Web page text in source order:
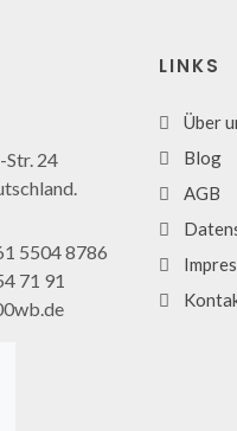
24
5504 8786
71 91
LINKS
Über
Blog
AGB